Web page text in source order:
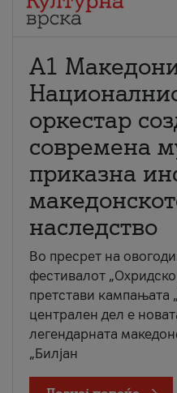
А1
оркестар
современа
приказна
наследство
Во пресрет на
фестивалот
претстави кампањата
централен дел е
легендарната
„Билјан